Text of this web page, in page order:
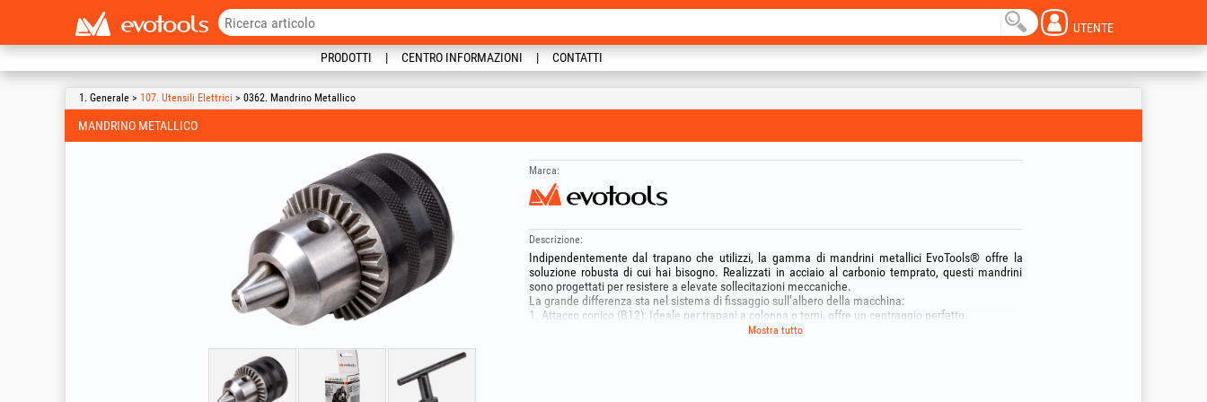
UTENTE
PRODOTTI CENTRO INFORMAZIONI CONTATTI
1. Generale > 107. Utensili Elettrici > 0362. Mandrino Metallico
MANDRINO METALLICO
Marca:
Descrizione:
Indipendentemente dal trapano che utilizzi, la gamma di mandrini metallici EvoTools® offre la
soluzione robusta di cui hai bisogno. Realizzati in acciaio al carbonio temprato, questi mandrini
sono progettati per resistere a elevate sollecitazioni meccaniche.
La grande differenza sta nel sistema di fissaggio sull’albero della macchina:
1. Attacco conico (B12): Ideale per trapani a colonna o torni, offre un centraggio perfetto.
2. Attacco filettato (1/2 20UNF): Lo standard per la maggior parte dei trapani portatili, garantendo
Mostra tutto